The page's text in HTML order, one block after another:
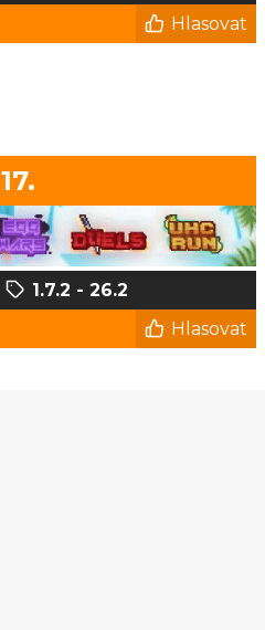
Hlasovat
17.
1.7.2 - 26.2
Hlasovat